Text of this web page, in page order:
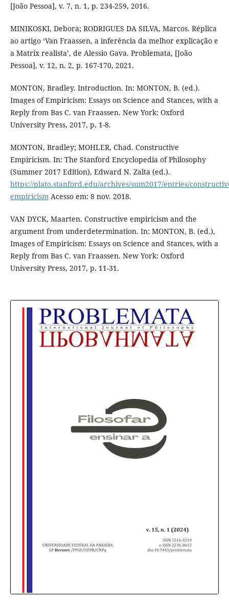
[João Pessoa], v. 7, n. 1, p. 234-259, 2016.
MINIKOSKI, Debora; RODRIGUES DA SILVA, Marcos. Réplica
ao artigo ‘Van Fraassen, a inferência da melhor explicação e
a Matrix realista’, de Alessio Gava. Problemata, [João
Pessoa], v. 12, n. 2, p. 167-170, 2021.
MONTON, Bradley. Introduction. In: MONTON, B. (ed.).
Images of Empiricism: Essays on Science and Stances, with a
Reply from Bas C. van Fraassen. New York: Oxford
University Press, 2017, p. 1-8.
MONTON, Bradley; MOHLER, Chad. Constructive
Empiricism. In: The Stanford Encyclopedia of Philosophy
(Summer 2017 Edition), Edward N. Zalta (ed.).
https://plato.stanford.edu/archives/sum2017/entries/
empiricism Acesso em: 8 nov. 2018.
VAN DYCK, Maarten. Constructive empiricism and the
argument from underdetermination. In: MONTON, B. (ed.),
Images of Empiricism: Essays on Science and Stances, with a
Reply from Bas C. van Fraassen. New York: Oxford
University Press, 2017, p. 11-31.